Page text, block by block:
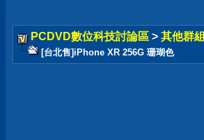
PCDVD數位科技討論區 > 其他群組
[台北售]iPhone XR 256G 珊瑚色